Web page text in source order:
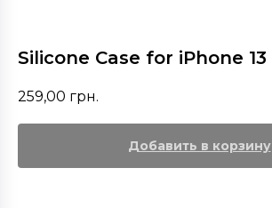
Silicone Case for iPhone 13
259,00 грн.
Добавить в корзину